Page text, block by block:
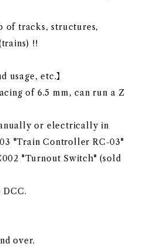
of tracks, structures,
!!
usage, etc.】
of 6.5 mm, can run a Z
or electrically in
"Train Controller RC-03"
"Turnout Switch" (sold
over.